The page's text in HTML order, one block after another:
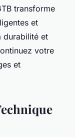
transforme
et
durabilité et
votre
et